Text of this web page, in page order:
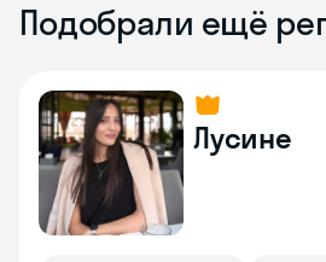
Подобрали ещё
Лусине